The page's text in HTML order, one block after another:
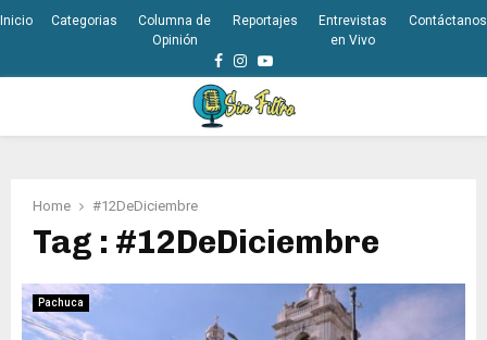
Inicio Categorias
Columna de
Opinión
Reportajes
Entrevistas
en Vivo
Contáctanos
Facebook
Instagram
Youtube
Home #12DeDiciembre
Tag : #12DeDiciembre
Pachuca